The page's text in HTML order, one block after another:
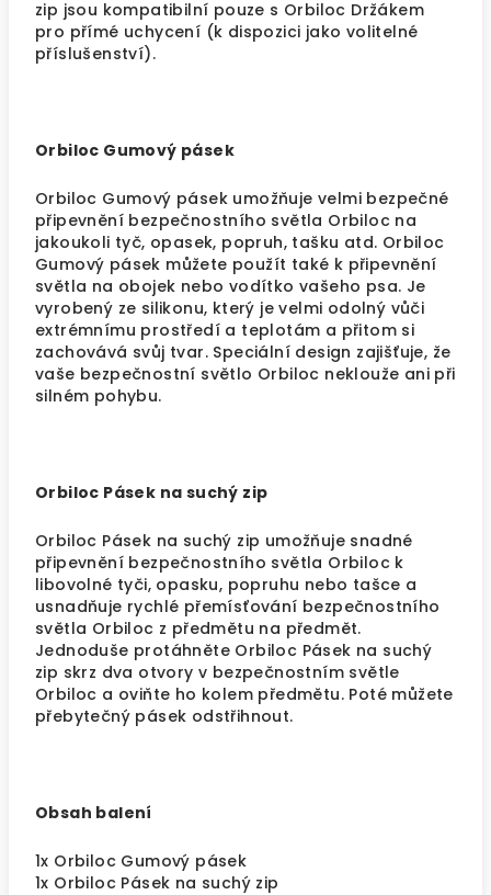
zip jsou kompatibilní pouze s Orbiloc Držákem
pro přímé uchycení (k dispozici jako volitelné
příslušenství).
Orbiloc Gumový pásek
Orbiloc Gumový pásek umožňuje velmi bezpečné
připevnění bezpečnostního světla Orbiloc na
jakoukoli tyč, opasek, popruh, tašku atd. Orbiloc
Gumový pásek můžete použít také k připevnění
světla na obojek nebo vodítko vašeho psa. Je
vyrobený ze silikonu, který je velmi odolný vůči
extrémnímu prostředí a teplotám a přitom si
zachovává svůj tvar. Speciální design zajišťuje, že
vaše bezpečnostní světlo Orbiloc neklouže ani při
silném pohybu.
Orbiloc Pásek na suchý zip
Orbiloc Pásek na suchý zip umožňuje snadné
připevnění bezpečnostního světla Orbiloc k
libovolné tyči, opasku, popruhu nebo tašce a
usnadňuje rychlé přemísťování bezpečnostního
světla Orbiloc z předmětu na předmět.
Jednoduše protáhněte Orbiloc Pásek na suchý
zip skrz dva otvory v bezpečnostním světle
Orbiloc a oviňte ho kolem předmětu. Poté můžete
přebytečný pásek odstřihnout.
Obsah balení
1x Orbiloc Gumový pásek
1x Orbiloc Pásek na suchý zip